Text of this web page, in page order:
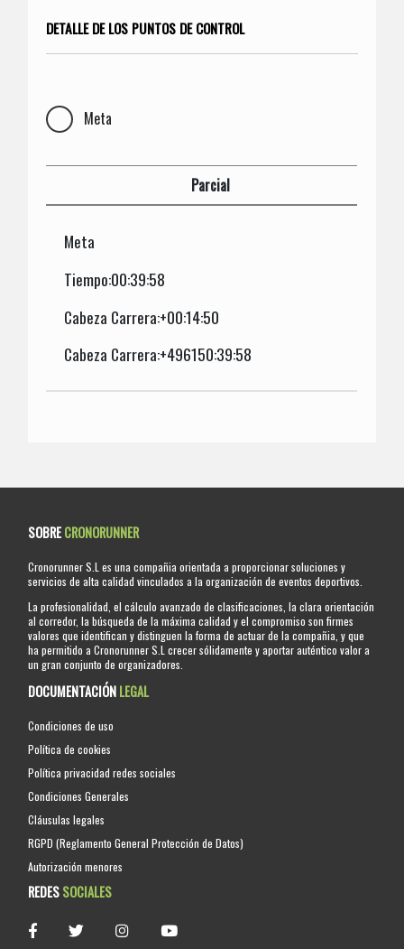
DETALLE DE LOS PUNTOS DE CONTROL
Meta
Parcial
Meta
Tiempo:00:39:58
Cabeza Carrera:+00:14:50
Cabeza Carrera:+496150:39:58
SOBRECRONORUNNER
Cronorunner S.L es una compañia orientada a proporcionar soluciones y
servicios de alta calidad vinculados a la organización de eventos deportivos.
La profesionalidad, el cálculo avanzado de clasificaciones, la clara orientación
al corredor, la búsqueda de la máxima calidad y el compromiso son firmes
valores que identifican y distinguen la forma de actuar de la compañia, y que
ha permitido a Cronorunner S.L crecer sólidamente y aportar auténtico valor a
un gran conjunto de organizadores.
DOCUMENTACIÓNLEGAL
Condiciones de uso
Política de cookies
Política privacidad redes sociales
Condiciones Generales
Cláusulas legales
RGPD (Reglamento General Protección de Datos)
Autorización menores
REDESSOCIALES